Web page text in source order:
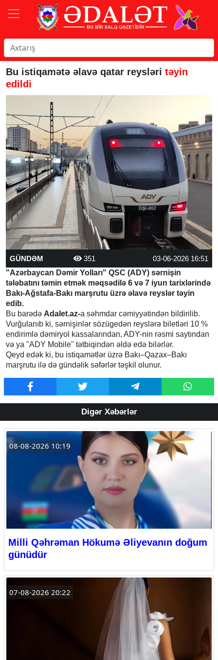
Bu istiqamətə əlavə qatar reysləri təyin
edildi
GÜNDƏM 351
03-06-2026 16:51
"Azərbaycan Dəmir Yolları" QSC (ADY) sərnişin
tələbatını təmin etmək məqsədilə 6 və 7 iyun tarixlərində
Bakı-Ağstafa-Bakı marşrutu üzrə əlavə reyslər təyin
edib.
Bu barədə Adalet.az-a səhmdar cəmiyyətindən bildirilib.
Vurğulanıb ki, sərnişinlər sözügedən reyslərə biletləri 10 %
endirimlə dəmiryol kassalarından, ADY-nin rəsmi saytından
və ya "ADY Mobile" tətbiqindən əldə edə bilərlər.
Qeyd edək ki, bu istiqamətlər üzrə Bakı–Qazax–Bakı
marşrutu ilə də gündəlik səfərlər təşkil olunur.
Digər Xəbərlər
08-08-2026 10:19
Milli Qəhrəman Hökumə Əliyevanın doğum
günüdür
07-08-2026 20:22